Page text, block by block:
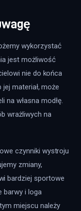
wykorzystać
jest możliwość
nie do końca
materiał, może
na własna modłę.
wrażliwych na
czynniki wystroju
zmiany,
bardziej sportowe
barwy i loga
miejscu należy